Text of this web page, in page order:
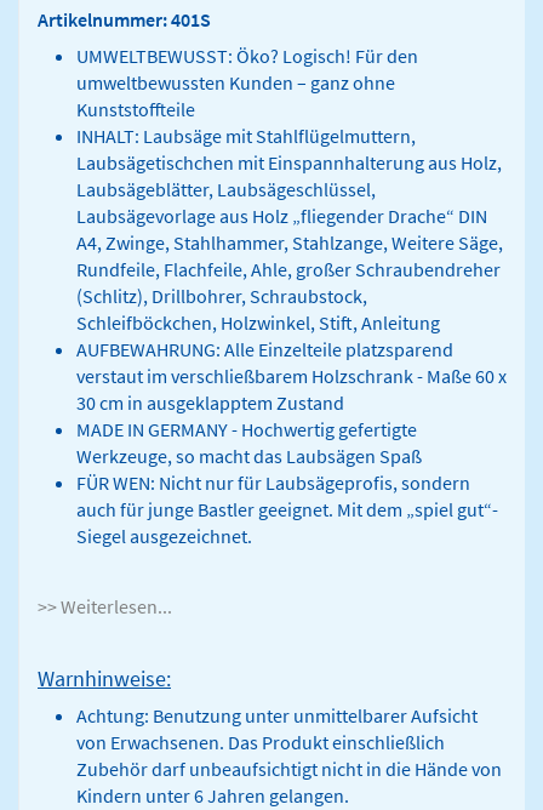
Artikelnummer: 401S
UMWELTBEWUSST: Öko? Logisch! Für den
umweltbewussten Kunden – ganz ohne
Kunststoffteile
INHALT: Laubsäge mit Stahlflügelmuttern,
Laubsägetischchen mit Einspannhalterung aus Holz,
Laubsägeblätter, Laubsägeschlüssel,
Laubsägevorlage aus Holz „fliegender Drache“ DIN
A4, Zwinge, Stahlhammer, Stahlzange, Weitere Säge,
Rundfeile, Flachfeile, Ahle, großer Schraubendreher
(Schlitz), Drillbohrer, Schraubstock,
Schleifböckchen, Holzwinkel, Stift, Anleitung
AUFBEWAHRUNG: Alle Einzelteile platzsparend
verstaut im verschließbarem Holzschrank - Maße 60 x
30 cm in ausgeklapptem Zustand
MADE IN GERMANY - Hochwertig gefertigte
Werkzeuge, so macht das Laubsägen Spaß
FÜR WEN: Nicht nur für Laubsägeprofis, sondern
auch für junge Bastler geeignet. Mit dem „spiel gut“-
Siegel ausgezeichnet.
>> Weiterlesen...
Warnhinweise:
Achtung: Benutzung unter unmittelbarer Aufsicht
von Erwachsenen. Das Produkt einschließlich
Zubehör darf unbeaufsichtigt nicht in die Hände von
Kindern unter 6 Jahren gelangen.